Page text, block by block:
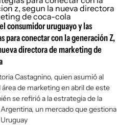
consumidor uruguayo y las
para conectar con la generación Z,
directora de marketing de
Castagnino, quien asumió al
de marketing en abril de este
se refirió a la estrategia de la
un mercado que gestiona